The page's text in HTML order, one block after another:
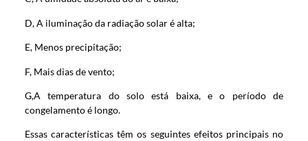
D, A iluminação da radiação solar é alta;
E, Menos precipitação;
F, Mais dias de vento;
G,A temperatura do solo está baixa, e o período de
congelamento é longo.
Essas características têm os seguintes efeitos principais no